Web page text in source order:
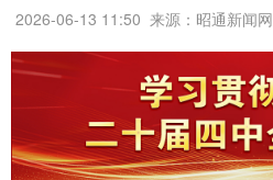
2026-06-13 11:50 来源：昭通新闻网